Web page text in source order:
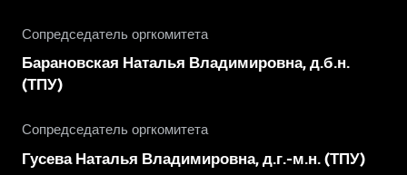
Сопредседатель оргкомитета
Барановская Наталья Владимировна, д.б.н.
(ТПУ)
Сопредседатель оргкомитета
Гусева Наталья Владимировна, д.г.-м.н. (ТПУ)